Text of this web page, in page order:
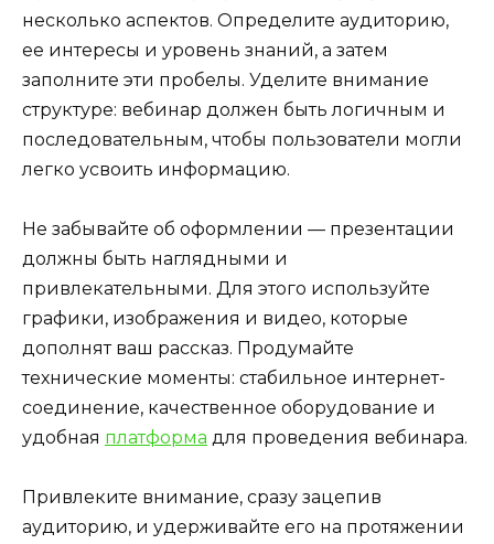
несколько аспектов. Определите аудиторию,
ее интересы и уровень знаний, а затем
заполните эти пробелы. Уделите внимание
структуре: вебинар должен быть логичным и
последовательным, чтобы пользователи могли
легко усвоить информацию.
Не забывайте об оформлении — презентации
должны быть наглядными и
привлекательными. Для этого используйте
графики, изображения и видео, которые
дополнят ваш рассказ. Продумайте
технические моменты: стабильное интернет-
соединение, качественное оборудование и
удобная платформа для проведения вебинара.
Привлеките внимание, сразу зацепив
аудиторию, и удерживайте его на протяжении